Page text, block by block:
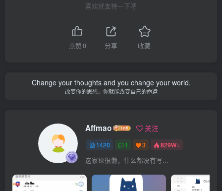
喜欢就支持一下吧
点赞0 分享 收藏
Change your thoughts and you change your world.
改变你的思想，你就能改变自己的命运
Affmao 关注
1420 1 3 829W+
这家伙很懒，什么都没有写...